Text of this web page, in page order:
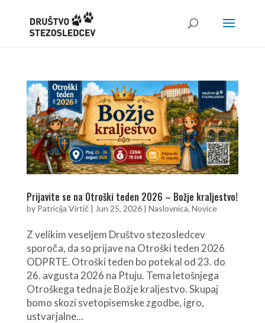
Prijavite se na Otroški teden 2026 – Božje kraljestvo!
by Patricija Virtič| Jun 25, 2026| Naslovnica, Novice
Z velikim veseljem Društvo stezosledcev
sporoča, da so prijave na Otroški teden 2026
ODPRTE. Otroški teden bo potekal od 23. do
26. avgusta 2026 na Ptuju. Tema letošnjega
Otroškega tedna je Božje kraljestvo. Skupaj
bomo skozi svetopisemske zgodbe, igro,
ustvarjalne...